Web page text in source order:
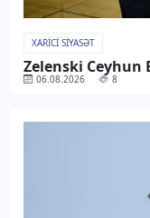
XARICI SIYASƏT
Zelenski Ceyhun
06.08.2026 8